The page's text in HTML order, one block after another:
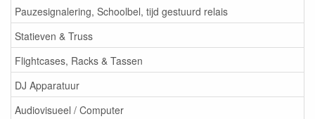
Pauzesignalering, Schoolbel, tijd gestuurd relais
Statieven & Truss
Flightcases, Racks & Tassen
DJ Apparatuur
Audiovisueel / Computer